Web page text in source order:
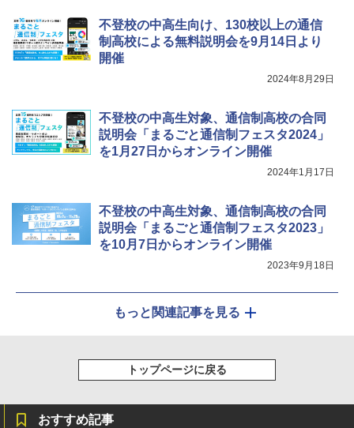
不登校の中高生向け、130校以上の通信
制高校による無料説明会を9月14日より
開催
2024年8月29日
不登校の中高生対象、通信制高校の合同
説明会「まるごと通信制フェスタ2024」
を1月27日からオンライン開催
2024年1月17日
不登校の中高生対象、通信制高校の合同
説明会「まるごと通信制フェスタ2023」
を10月7日からオンライン開催
2023年9月18日
もっと関連記事を見る
トップページに戻る
おすすめ記事